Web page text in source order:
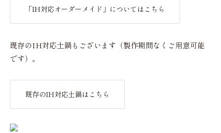
「IH対応オーダーメイド」についてはこちら
既存のIH対応土鍋もございます（製作期間なくご用意可能
です）。
既存のIH対応土鍋はこちら